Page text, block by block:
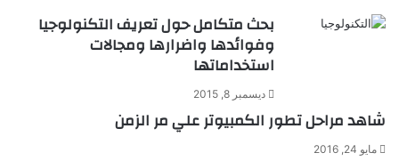
بحث متكامل حول تعريف التكنولوجيا
وفوائدها واضرارها ومجالات
استخداماتها
ديسمبر 8, 2015
شاهد مراحل تطور الكمبيوتر علي مر الزمن
مايو 24, 2016